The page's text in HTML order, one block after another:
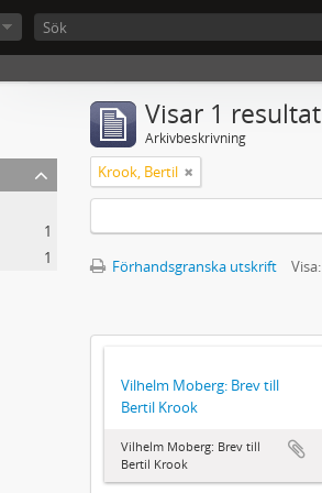
1
1
Visar 1 resultat
Arkivbeskrivning
Krook, Bertil
Förhandsgranska utskrift
Visa:
Vilhelm Moberg: Brev till
Bertil Krook
Vilhelm Moberg: Brev till
Bertil Krook